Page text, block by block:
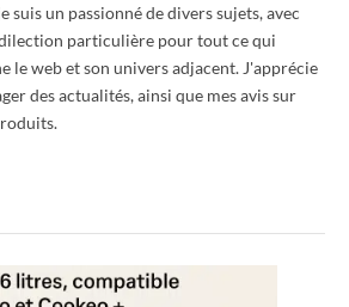
suis un passionné de divers sujets, avec
particulière pour tout ce qui
le web et son univers adjacent. J'apprécie
des actualités, ainsi que mes avis sur